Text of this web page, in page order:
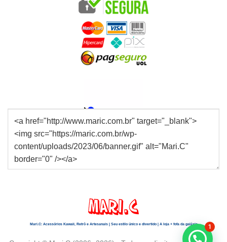
Mari.C: Acessórios Kawaii, Retrô e Artesanais | Seu estilo único e divertido | A loja + fofa da galáxia 1